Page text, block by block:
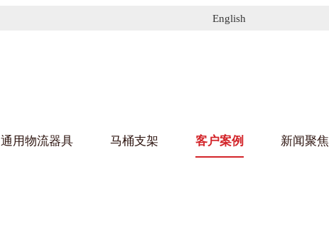
English
通用物流器具 马桶支架 客户案例 新闻聚焦